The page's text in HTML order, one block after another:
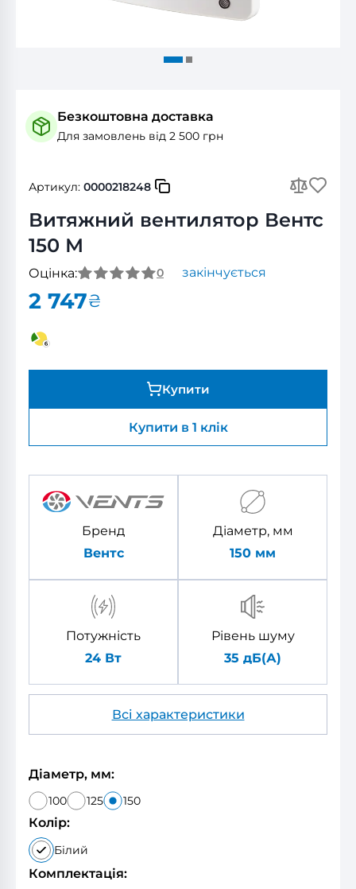
Безкоштовна доставка
Для замовлень від 2 500 грн
Артикул: 0000218248
Витяжний вентилятор Вентс
150 М
Оцінка: 0 закінчується
2 747₴
Купити
Купити в 1 клік
Бренд
Вентс
Діаметр, мм
150 мм
Потужність
24 Вт
Рівень шуму
35 дБ(А)
Всі характеристики
Діаметр, мм:
100 125 150
Колір:
Білий
Комплектація: